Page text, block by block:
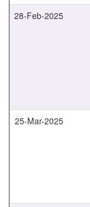
28-Feb-2025
25-Mar-2025